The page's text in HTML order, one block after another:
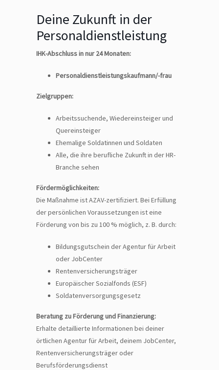
Deine Zukunft in der
Personaldienstleistung
IHK-Abschluss in nur 24 Monaten:
Personaldienstleistungskaufmann/-frau
Zielgruppen:
Arbeitssuchende, Wiedereinsteiger und
Quereinsteiger
Ehemalige Soldatinnen und Soldaten
Alle, die ihre berufliche Zukunft in der HR-
Branche sehen
Fördermöglichkeiten:
Die Maßnahme ist AZAV-zertifiziert. Bei Erfüllung
der persönlichen Voraussetzungen ist eine
Förderung von bis zu 100 % möglich, z. B. durch:
Bildungsgutschein der Agentur für Arbeit
oder JobCenter
Rentenversicherungsträger
Europäischer Sozialfonds (ESF)
Soldatenversorgungsgesetz
Beratung zu Förderung und Finanzierung:
Erhalte detaillierte Informationen bei deiner
örtlichen Agentur für Arbeit, deinem JobCenter,
Rentenversicherungsträger oder
Berufsförderungsdienst